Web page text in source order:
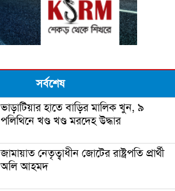
সর্বশেষ
ভাড়াটিয়ার হাতে বাড়ির মালিক খুন, ৯
পলিথিনে খণ্ড খণ্ড মরদেহ উদ্ধার
জামায়াত নেতৃত্বাধীন জোটের রাষ্ট্রপতি প্রার্থী
অলি আহমদ